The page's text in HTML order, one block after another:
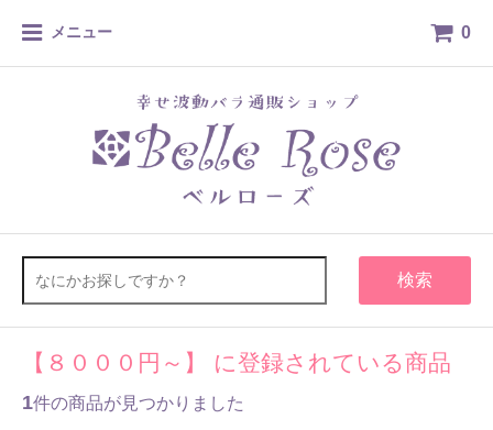
メニュー 0
検索
【８０００円～】 に登録されている商品
1件の商品が見つかりました